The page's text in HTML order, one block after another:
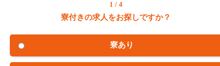
1 / 4
寮付きの求人をお探しですか？
寮あり